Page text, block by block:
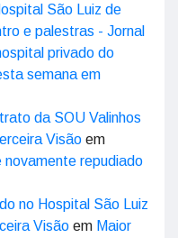
São Luiz de
e palestras - Jornal
privado do
semana em
da SOU Valinhos
Visão em
novamente repudiado
no Hospital São Luiz
Visão em Maior